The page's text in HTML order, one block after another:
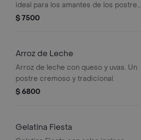
ideal para los amantes de los postres
con un toque especial.
$ 7500
Arroz de Leche
Arroz de leche con queso y uvas. Un
postre cremoso y tradicional.
$ 6800
Gelatina Fiesta